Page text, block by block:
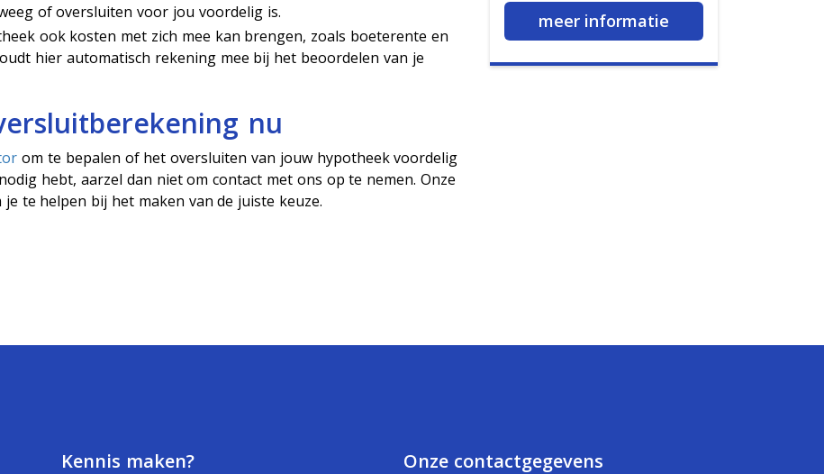
of oversluiten voor jou voordelig is.
ook kosten met zich mee kan brengen, zoals boeterente en
hier automatisch rekening mee bij het beoordelen van je
nu
om te bepalen of het oversluiten van jouw hypotheek voordelig
hebt, aarzel dan niet om contact met ons op te nemen. Onze
te helpen bij het maken van de juiste keuze.
meer informatie
Kennis maken? Onze contactgegevens